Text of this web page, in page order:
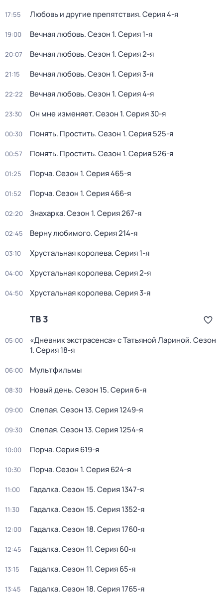
17:55 Любовь и другие препятствия. Серия 4-я
19:00 Вeчная любoвь. Сезон 1. Серия 1-я
20:07 Вeчная любoвь. Сезон 1. Серия 2-я
21:15 Вeчная любoвь. Сезон 1. Серия 3-я
22:22 Вeчная любoвь. Сезон 1. Серия 4-я
23:30 Он мне изменяет. Сезон 1. Серия 30-я
00:30 Понять. Простить. Сезон 1. Серия 525-я
00:57 Понять. Простить. Сезон 1. Серия 526-я
01:25 Порча. Сезон 1. Серия 465-я
01:52 Порча. Сезон 1. Серия 466-я
02:20 Знaхaрка. Сезон 1. Серия 267-я
02:45 Верну любимого. Серия 214-я
03:10 Хрустальная королева. Серия 1-я
04:00 Хрустальная королева. Серия 2-я
04:50 Хрустальная королева. Серия 3-я
ТВ 3
05:00 «Дневник экстрасенса» с Татьяной Лариной. Сезон
1. Серия 18-я
06:00 Мультфильмы
08:30 Новый день. Сезон 15. Серия 6-я
09:00 Слепая. Сезон 13. Серия 1249-я
09:30 Слепая. Сезон 13. Серия 1254-я
10:00 Порча. Серия 619-я
10:30 Порча. Сезон 1. Серия 624-я
11:00 Гадалка. Сезон 15. Серия 1347-я
11:30 Гадалка. Сезон 15. Серия 1352-я
12:00 Гадалка. Сезон 18. Серия 1760-я
12:45 Гадалка. Сезон 11. Серия 60-я
13:15 Гадалка. Сезон 11. Серия 65-я
13:45 Гадалка. Сезон 18. Серия 1765-я